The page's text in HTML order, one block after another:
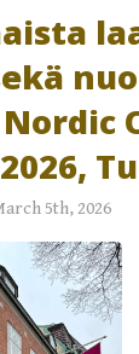
5th, 2026